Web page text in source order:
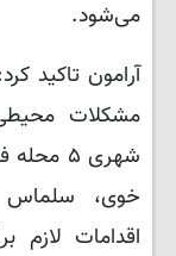
می‌شود.
آرامون تاکید
مشکلات
شهری ۵
خوی، سلماس
اقدامات لازم